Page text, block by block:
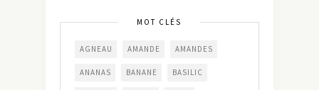
MOT CLÉS
AGNEAU AMANDE AMANDES
ANANAS BANANE BASILIC